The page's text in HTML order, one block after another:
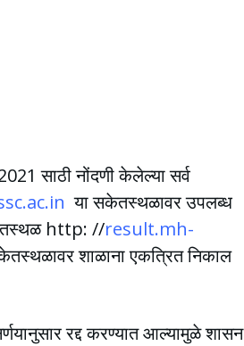
साठी नोंदणी केलेल्या सर्व
या सकेतस्थळावर उपलब्ध
http: //result.mh-
शाळाना एकत्रित निकाल
रद्द करण्यात आल्यामुळे शासन